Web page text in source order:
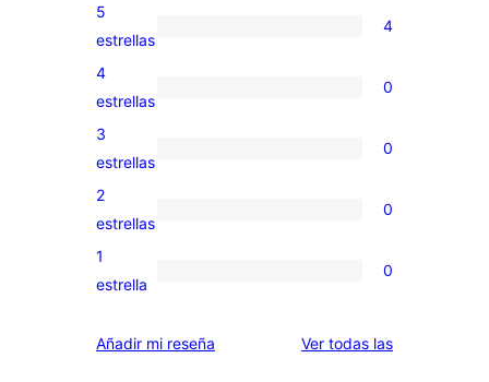
4
valoraciones
de
5
estrellas
4
0
valoraciones
de
4
estrellas
0
0
valoraciones
de
3
estrellas
0
0
valoraciones
de
estrellas
2
estrellas
0
0
de
1
estrella
0
Añadir mi reseña Ver todas lasvaloraciones